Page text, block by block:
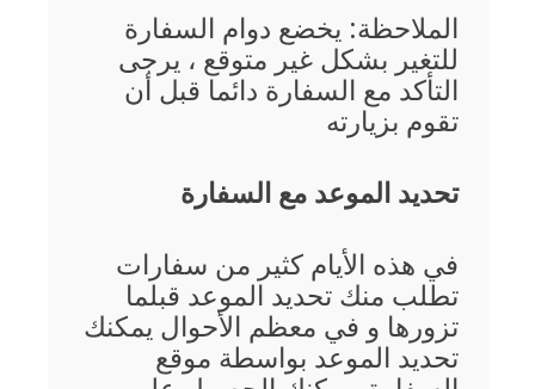
الملاحظة: يخضع دوام السفارة
للتغير بشكل غير متوقع ، يرجى
التأكد مع السفارة دائما قبل أن
تقوم بزيارته
تحديد الموعد مع السفارة
في هذه الأيام كثير من سفارات
تطلب منك تحديد الموعد قبلما
تزورها و في معظم الأحوال يمكنك
تحديد الموعد بواسطة موقع